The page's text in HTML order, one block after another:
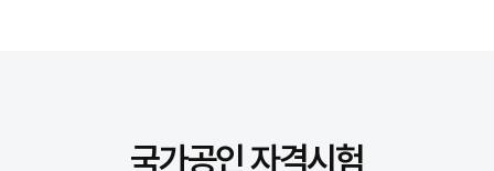
국가공인 자격시험